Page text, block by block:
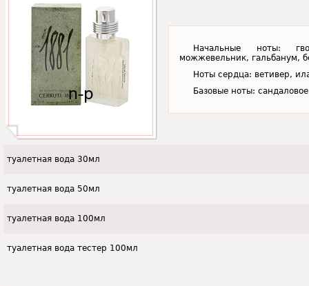
Начальные ноты:
можжевельник, гальбанум,
Ноты сердца: ветивер,
Базовые ноты:
туалетная вода 30мл
туалетная вода 50мл
туалетная вода 100мл
туалетная вода тестер 100мл